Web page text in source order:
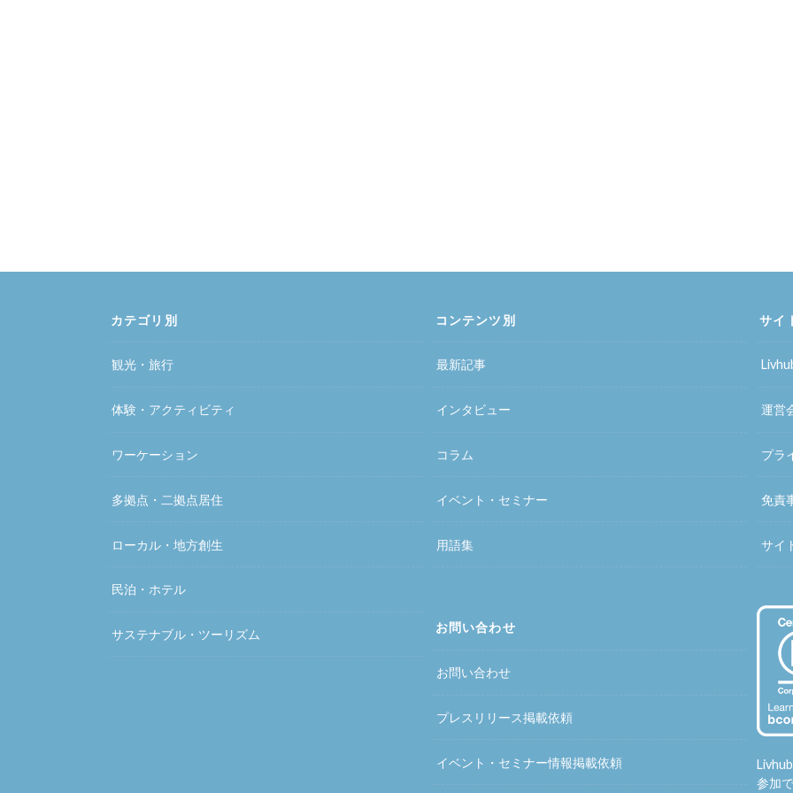
カテゴリ別
観光・旅行
体験・アクティビティ
ワーケーション
多拠点・二拠点居住
ローカル・地方創生
民泊・ホテル
サステナブル・ツーリズム
コンテンツ別
最新記事
インタビュー
コラム
イベント・セミナー
用語集
お問い合わせ
お問い合わせ
プレスリリース掲載依頼
イベント・セミナー情報掲載依頼
サイ
運営
プラ
免責
サイ
参加